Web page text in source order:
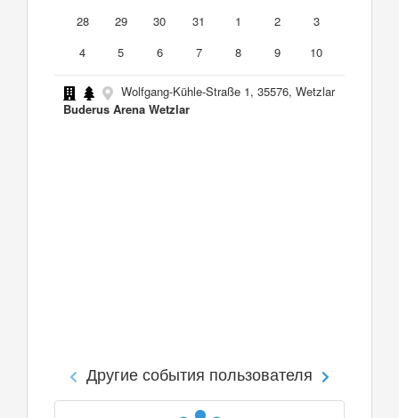
28
29 30 31 1 2
3
4
5 6 7 8 9 10
Wolfgang-Kühle-Straße 1, 35576, Wetzlar
Buderus Arena Wetzlar
Другие события пользователя